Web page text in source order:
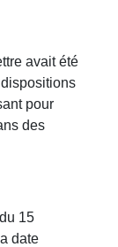
avait été
pour
des
15
date